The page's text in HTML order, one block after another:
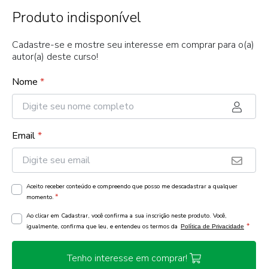
Produto indisponível
Cadastre-se e mostre seu interesse em comprar para o(a)
autor(a) deste curso!
Nome *
Email*
Aceito receber conteúdo e compreendo que posso me descadastrar a qualquer
momento. *
Ao clicar em Cadastrar, você confirma a sua inscrição neste produto. Você,
igualmente, confirma que leu, e entendeu os termos da Política de Privacidade *
Tenho interesse em comprar!